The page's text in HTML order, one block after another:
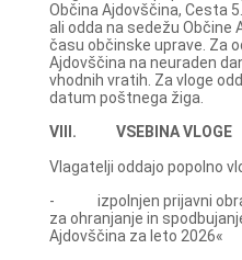
Občina Ajdovščina, Cesta
ali odda na sedežu Občine
času občinske uprave. Za
Ajdovščina na neuraden
vhodnih vratih. Za vloge
datum poštnega žiga.
VIII. VSEBINA VLOGE
Vlagatelji oddajo popolno
- izpolnjen prijavni
za ohranjanje in
Ajdovščina za leto 2026«